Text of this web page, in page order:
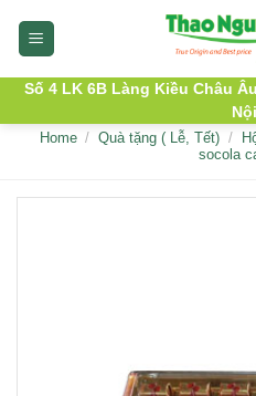
Số 4 LK 6B Làng Kiều Châu
Home / Quà tặng ( Lễ, Tết) /
socola